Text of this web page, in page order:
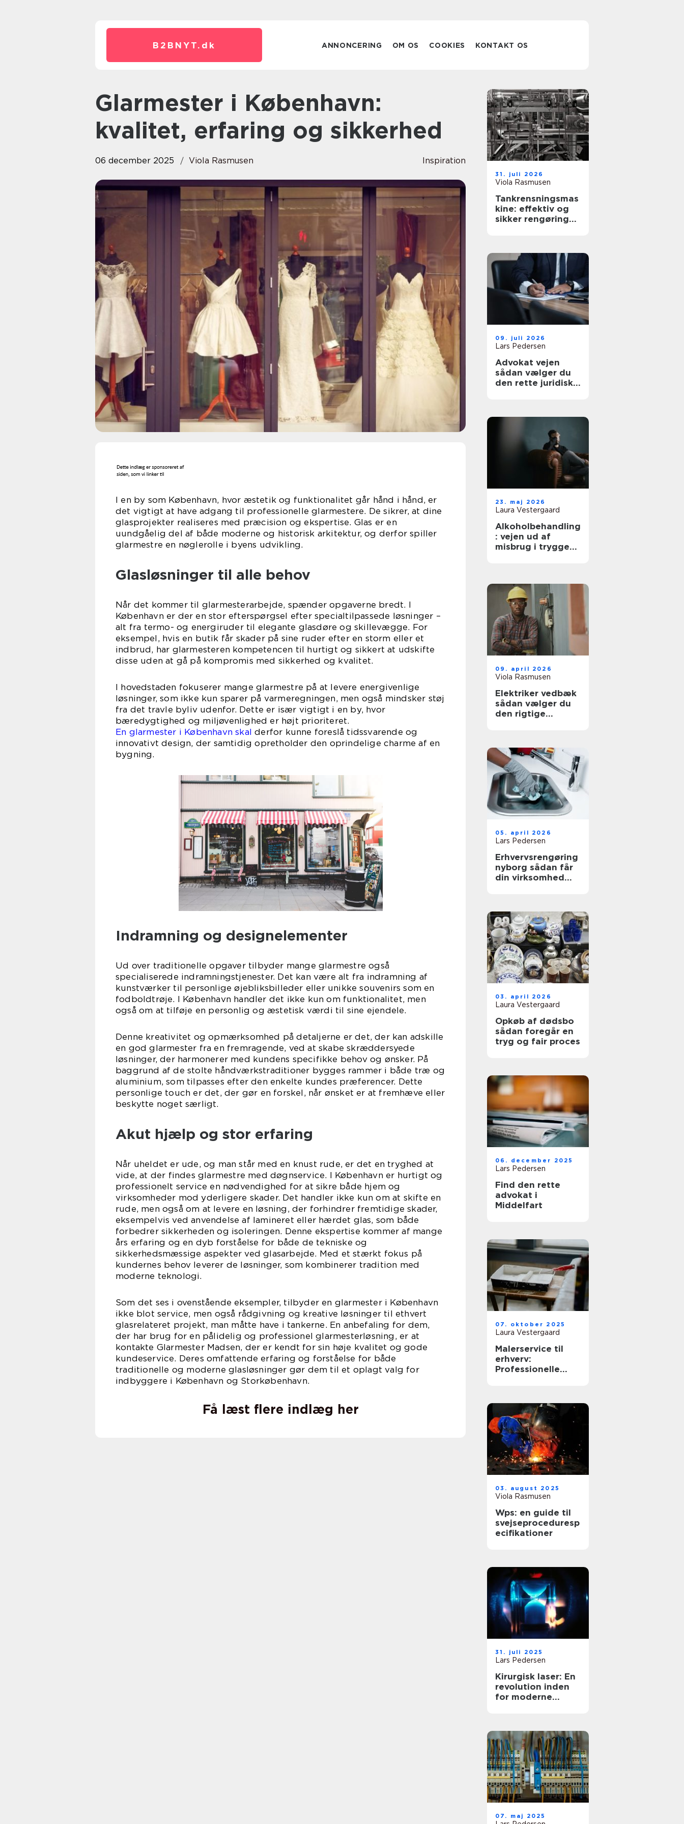
B2BNYT. dk ANNONCERING OM OS COOKIES KONTAKT OS
Glarmester i København:
kvalitet, erfaring og sikkerhed
06 december 2025 Viola Rasmusen Inspiration
I en by som København, hvor æstetik og funktionalitet går hånd i hånd, er
det vigtigt at have adgang til professionelle glarmestere. De sikrer, at dine
glasprojekter realiseres med præcision og ekspertise. Glas er en
uundgåelig del af både moderne og historisk arkitektur, og derfor spiller
glarmestre en nøglerolle i byens udvikling.
Glasløsninger til alle behov
Når det kommer til glarmesterarbejde, spænder opgaverne bredt. I
København er der en stor efterspørgsel efter specialtilpassede løsninger –
alt fra termo- og energiruder til elegante glasdøre og skillevægge. For
eksempel, hvis en butik får skader på sine ruder efter en storm eller et
indbrud, har glarmesteren kompetencen til hurtigt og sikkert at udskifte
disse uden at gå på kompromis med sikkerhed og kvalitet.
I hovedstaden fokuserer mange glarmestre på at levere energivenlige
løsninger, som ikke kun sparer på varmeregningen, men også mindsker støj
fra det travle byliv udenfor. Dette er især vigtigt i en by, hvor
bæredygtighed og miljøvenlighed er højt prioriteret.
En glarmester i København skal derfor kunne foreslå tidssvarende og
innovativt design, der samtidig opretholder den oprindelige charme af en
bygning.
Indramning og designelementer
Ud over traditionelle opgaver tilbyder mange glarmestre også
specialiserede indramningstjenester. Det kan være alt fra indramning af
kunstværker til personlige øjebliksbilleder eller unikke souvenirs som en
fodboldtrøje. I København handler det ikke kun om funktionalitet, men
også om at tilføje en personlig og æstetisk værdi til sine ejendele.
Denne kreativitet og opmærksomhed på detaljerne er det, der kan adskille
en god glarmester fra en fremragende, ved at skabe skræddersyede
løsninger, der harmonerer med kundens specifikke behov og ønsker. På
baggrund af de stolte håndværkstraditioner bygges rammer i både træ og
aluminium, som tilpasses efter den enkelte kundes præferencer. Dette
personlige touch er det, der gør en forskel, når ønsket er at fremhæve eller
beskytte noget særligt.
Akut hjælp og stor erfaring
Når uheldet er ude, og man står med en knust rude, er det en tryghed at
vide, at der findes glarmestre med døgnservice. I København er hurtigt og
professionelt service en nødvendighed for at sikre både hjem og
virksomheder mod yderligere skader. Det handler ikke kun om at skifte en
rude, men også om at levere en løsning, der forhindrer fremtidige skader,
eksempelvis ved anvendelse af lamineret eller hærdet glas, som både
forbedrer sikkerheden og isoleringen. Denne ekspertise kommer af mange
års erfaring og en dyb forståelse for både de tekniske og
sikkerhedsmæssige aspekter ved glasarbejde. Med et stærkt fokus på
kundernes behov leverer de løsninger, som kombinerer tradition med
moderne teknologi.
Som det ses i ovenstående eksempler, tilbyder en glarmester i København
ikke blot service, men også rådgivning og kreative løsninger til ethvert
glasrelateret projekt, man måtte have i tankerne. En anbefaling for dem,
der har brug for en pålidelig og professionel glarmesterløsning, er at
kontakte Glarmester Madsen, der er kendt for sin høje kvalitet og gode
kundeservice. Deres omfattende erfaring og forståelse for både
traditionelle og moderne glasløsninger gør dem til et oplagt valg for
indbyggere i København og Storkøbenhavn.
Få læst flere indlæg her
31. juli 2026
Viola Rasmusen
Tankrensningsmas
kine: effektiv og
sikker rengøring
09. juli 2026
Lars Pedersen
Advokat vejen
sådan vælger du
den rette juridiske
23. maj 2026
Laura Vestergaard
Alkoholbehandling
: vejen ud af
misbrug i trygge
09. april 2026
Viola Rasmusen
Elektriker vedbæk
sådan vælger du
den rigtige
05. april 2026
Lars Pedersen
Erhvervsrengøring
nyborg sådan får
din virksomhed
03. april 2026
Laura Vestergaard
Opkøb af dødsbo
sådan foregår en
tryg og fair proces
06. december 2025
Lars Pedersen
Find den rette
advokat i
Middelfart
07. oktober 2025
Laura Vestergaard
Malerservice til
erhverv:
Professionelle
03. august 2025
Viola Rasmusen
Wps: en guide til
svejseproceduresp
ecifikationer
31. juli 2025
Lars Pedersen
Kirurgisk laser: En
revolution inden
for moderne
07. maj 2025